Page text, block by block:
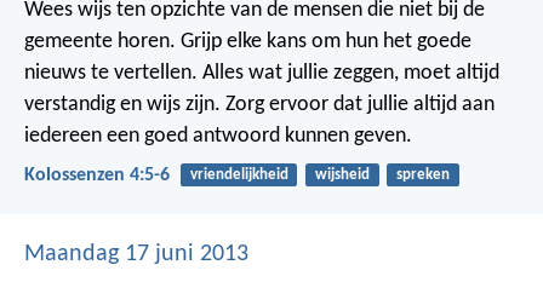
Wees wijs ten opzichte van de mensen die niet bij de
gemeente horen. Grijp elke kans om hun het goede
nieuws te vertellen. Alles wat jullie zeggen, moet altijd
verstandig en wijs zijn. Zorg ervoor dat jullie altijd aan
iedereen een goed antwoord kunnen geven.
Kolossenzen 4:5-6 vriendelijkheid wijsheid spreken
Maandag 17 juni 2013